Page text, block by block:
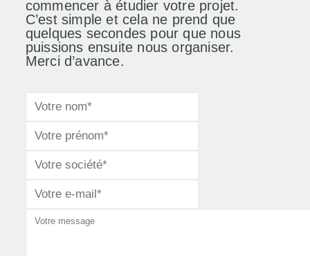
commencer à étudier votre projet.
C’est simple et cela ne prend que
quelques secondes pour que nous
puissions ensuite nous organiser.
Merci d’avance.